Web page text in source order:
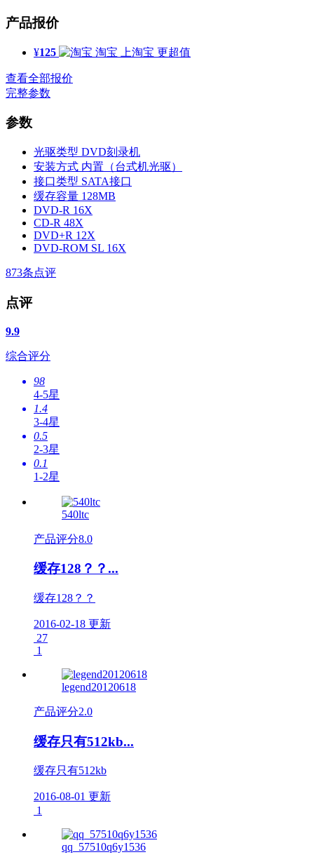
产品报价
¥125 淘宝 上淘宝 更超值
查看全部报价
完整参数
参数
光驱类型 DVD刻录机
安装方式 内置（台式机光驱）
接口类型 SATA接口
缓存容量 128MB
DVD-R 16X
CD-R 48X
DVD+R 12X
DVD-ROM SL 16X
873条点评
点评
9.9
综合评分
98
4-5星
1.4
3-4星
0.5
2-3星
0.1
1-2星
540ltc
产品评分8.0
缓存128？？...
缓存128？？
2016-02-18 更新
27
1
legend20120618
产品评分2.0
缓存只有512kb...
缓存只有512kb
2016-08-01 更新
1
qq_57510q6y1536